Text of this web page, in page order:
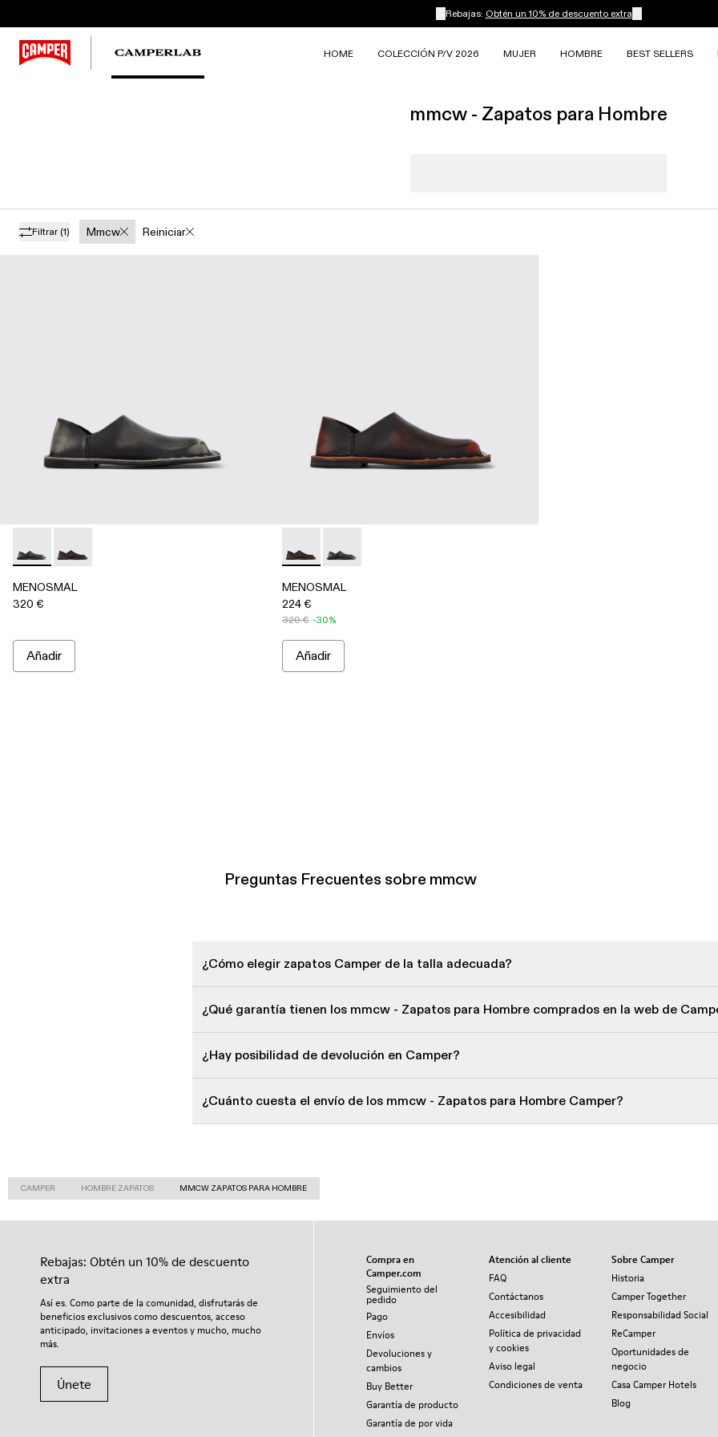
Rebajas: Obtén un 10% de descuento extra
HOME COLECCIÓN P/V 2026 MUJER HOMBRE BEST SELLERS
mmcw - Zapatos para Hombre
Filtrar (1) Mmcw Reiniciar
MENOSMAL - A500050-005 - Multicolor
MENOSMAL - A500050-006 - Multicolor
MENOSMAL
320 €
Añadir
MENOSMAL - A500050-006 - Multicolor
MENOSMAL - A500050-005 - Multicolor
MENOSMAL
224 €
320 € -30%
Añadir
Preguntas Frecuentes sobre mmcw
¿Cómo elegir zapatos Camper de la talla adecuada?
¿Qué garantía tienen los mmcw - Zapatos para Hombre comprados en la web de
¿Hay posibilidad de devolución en Camper?
¿Cuánto cuesta el envío de los mmcw - Zapatos para Hombre Camper?
CAMPER HOMBRE ZAPATOS MMCW ZAPATOS PARA HOMBRE
Rebajas: Obtén un 10% de descuento
extra
Así es. Como parte de la comunidad, disfrutarás de
beneficios exclusivos como descuentos, acceso
anticipado, invitaciones a eventos y mucho, mucho
más.
Únete
Compra en
Camper.com
Seguimiento del
pedido
Pago
Envíos
Devoluciones y
cambios
Buy Better
Garantía de producto
Garantía de por vida
Atención al cliente
FAQ
Contáctanos
Accesibilidad
Política de privacidad
y cookies
Aviso legal
Condiciones de venta
Sobre Camper
Historia
Camper Together
Responsabilidad Social
ReCamper
Oportunidades de
negocio
Casa Camper Hotels
Blog